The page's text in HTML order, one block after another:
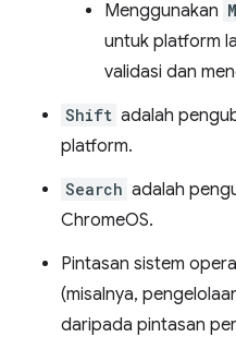
Menggunakan
untuk platform
validasi dan
Shift adalah
platform.
Search adalah
ChromeOS.
Pintasan sistem
(misalnya,
daripada pintasan